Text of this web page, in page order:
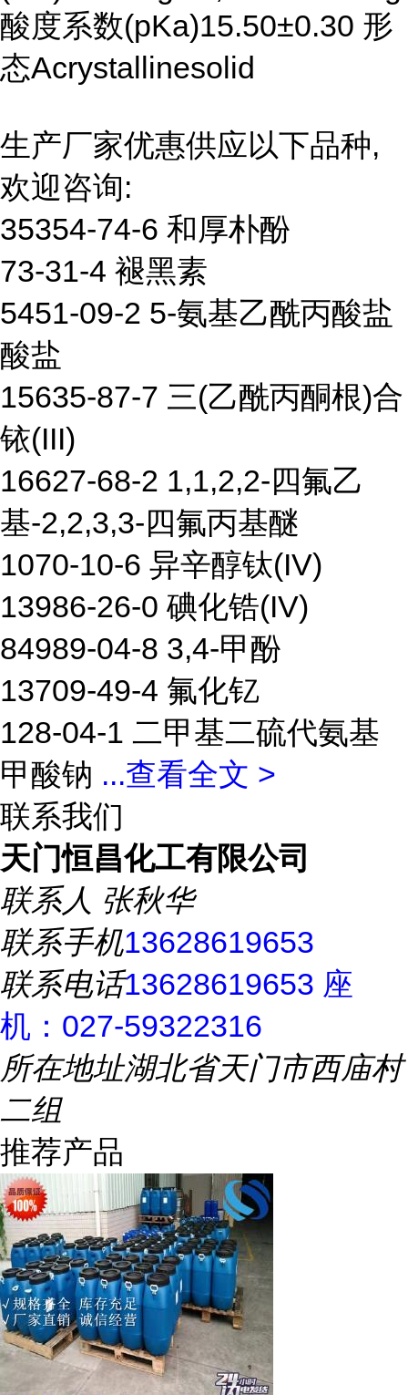
酸度系数(pKa)15.50±0.30 形
态Acrystallinesolid
生产厂家优惠供应以下品种,
欢迎咨询:
35354-74-6 和厚朴酚
73-31-4 褪黑素
5451-09-2 5-氨基乙酰丙酸盐
酸盐
15635-87-7 三(乙酰丙酮根)合
铱(III)
16627-68-2 1,1,2,2-四氟乙
基-2,2,3,3-四氟丙基醚
1070-10-6 异辛醇钛(IV)
13986-26-0 碘化锆(IV)
84989-04-8 3,4-甲酚
13709-49-4 氟化钇
128-04-1 二甲基二硫代氨基
甲酸钠 ...查看全文 >
联系我们
天门恒昌化工有限公司
联系人 张秋华
联系手机13628619653
联系电话13628619653 座
机：027-59322316
所在地址湖北省天门市西庙村
二组
推荐产品